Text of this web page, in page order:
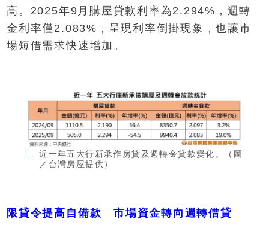
高。2025年9月購屋貸款利率為2.294%，週轉
金利率僅2.083%，呈現利率倒掛現象，也讓市
場短借需求快速增加。
近一年五大行新承作房貸及週轉金貸款變化。（圖
／台灣房屋提供）
限貸令提高自備款 市場資金轉向週轉借貸